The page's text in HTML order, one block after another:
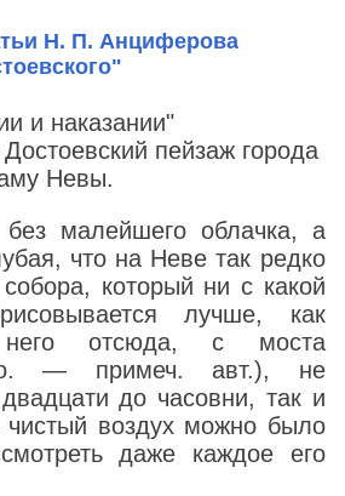
Н. П. Анциферова
и наказании"
пейзаж города
Невы.
малейшего облачка, а
что на Неве так редко
который ни с какой
лучше, как
отсюда, с моста
— примеч. авт.), не
до часовни, так и
чистый воздух можно было
даже каждое его